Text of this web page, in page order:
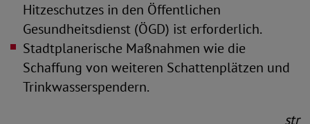
Hitzeschutzes in den Öffentlichen
Gesundheitsdienst (ÖGD) ist erforderlich.
Stadtplanerische Maßnahmen wie die
Schaffung von weiteren Schattenplätzen und
Trinkwasserspendern.
str